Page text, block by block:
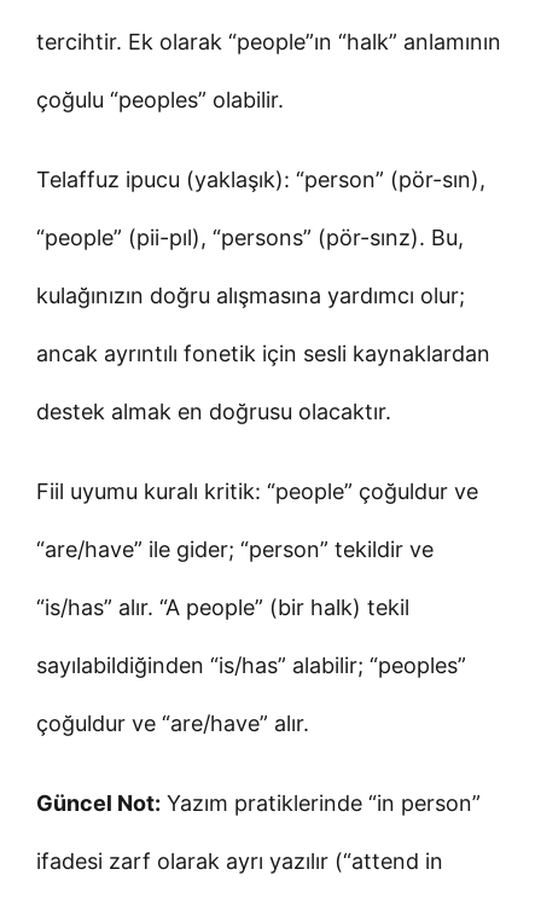
tercihtir. Ek olarak “people”ın “halk” anlamının
çoğulu “peoples” olabilir.
Telaffuz ipucu (yaklaşık): “person” (pör-sın),
“people” (pii-pıl), “persons” (pör-sınz). Bu,
kulağınızın doğru alışmasına yardımcı olur;
ancak ayrıntılı fonetik için sesli kaynaklardan
destek almak en doğrusu olacaktır.
Fiil uyumu kuralı kritik: “people” çoğuldur ve
“are/have” ile gider; “person” tekildir ve
“is/has” alır. “A people” (bir halk) tekil
sayılabildiğinden “is/has” alabilir; “peoples”
çoğuldur ve “are/have” alır.
Güncel Not: Yazım pratiklerinde “in person”
ifadesi zarf olarak ayrı yazılır (“attend in